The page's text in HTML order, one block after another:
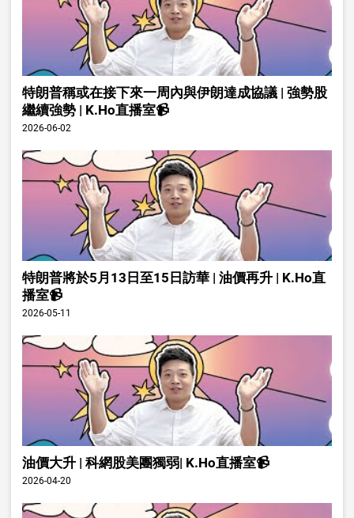
特朗普稱或在接下來一周內與伊朗達成協議 | 強勢股
繼續強勢 | K.Ho直播室📹
2026-06-02
特朗普將於5月13日至15日訪華 | 油價再升 | K.Ho直
播室📹
2026-05-11
油價大升 | 科網股美團獨弱| K.Ho直播室📹
2026-04-20